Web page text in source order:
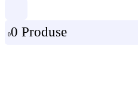
00 Produse